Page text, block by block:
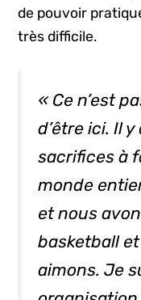
de pouvoir
très difficile.
« Ce n’est
d’être ici. Il
sacrifices à
monde
et nous
basketball
aimons. Je